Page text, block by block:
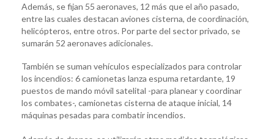
Además, se fijan 55 aeronaves, 12 más que el año pasado,
entre las cuales destacan aviones cisterna, de coordinación,
helicópteros, entre otros. Por parte del sector privado, se
sumarán 52 aeronaves adicionales.
También se suman vehículos especializados para controlar
los incendios: 6 camionetas lanza espuma retardante, 19
puestos de mando móvil satelital -para planear y coordinar
los combates-, camionetas cisterna de ataque inicial, 14
máquinas pesadas para combatir incendios.